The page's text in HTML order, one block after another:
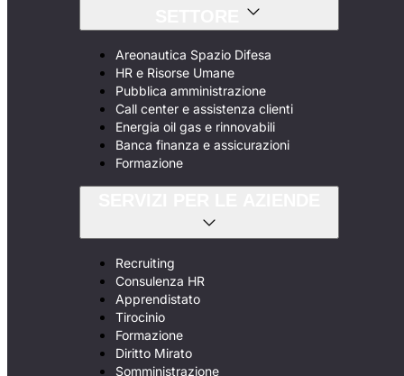
Areonautica Spazio Difesa
HR e Risorse Umane
Pubblica amministrazione
Call center e assistenza clienti
Energia oil gas e rinnovabili
Banca finanza e assicurazioni
Formazione
Recruiting
Consulenza HR
Apprendistato
Tirocinio
Formazione
Diritto Mirato
Somministrazione